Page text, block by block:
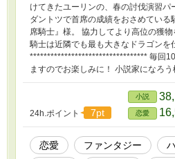
けてきたユーリンの、春の討伐演習パ
ダントツで首席の成績をおさめてい
席騎士』様。 協力してより高位の獲
騎士は近隣でも最も大きなドラゴン
********************************** 毎回
ますのでお楽しみに！ 小説家になろう
24h.ポイント 7pt
小説
恋愛
恋愛 ファンタジー